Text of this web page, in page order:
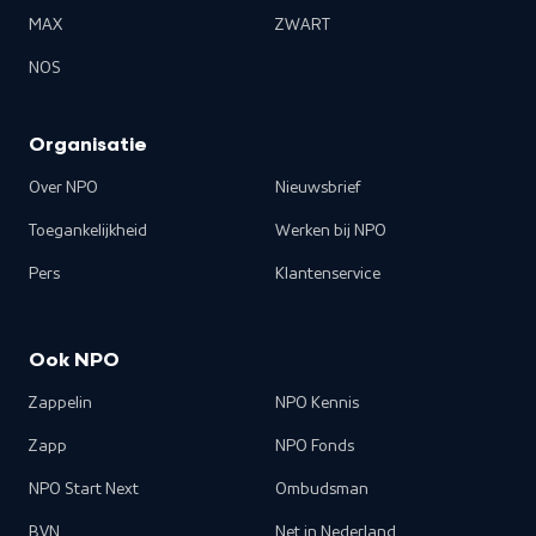
MAX
NOS
ZWART
Organisatie
Over NPO
Toegankelijkheid
Pers
Nieuwsbrief
Werken bij NPO
Klantenservice
Ook NPO
Zappelin
Zapp
NPO Start Next
BVN
NPO Kennis
NPO Fonds
Ombudsman
Net in Nederland